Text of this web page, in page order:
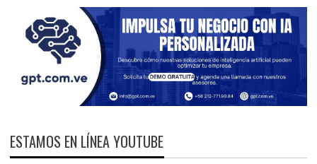
ESTAMOS EN LÍNEA YOUTUBE